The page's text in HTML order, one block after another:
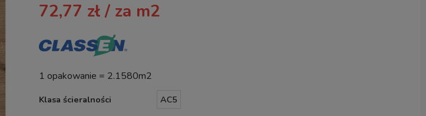
72,77 zł/ za m2
1 opakowanie = 2.1580m2
Klasa ścieralności AC5